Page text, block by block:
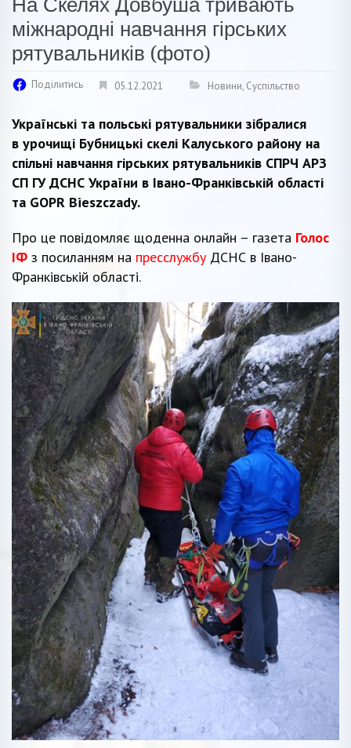
міжнародні навчання гірських
рятувальників (фото)
Поділитись 05.12.2021 Новини, Суспільство
Українські та польські рятувальники зібралися
в урочищі Бубницькі скелі Калуського району на
спільні навчання гірських рятувальників СПРЧ АРЗ
СП ГУ ДСНС України в Івано-Франківській області
та GOPR Bieszczady.
Про це повідомляє щоденна онлайн – газета Голос
ІФ з посиланням на пресслужбу ДСНС в Івано-
Франківській області.